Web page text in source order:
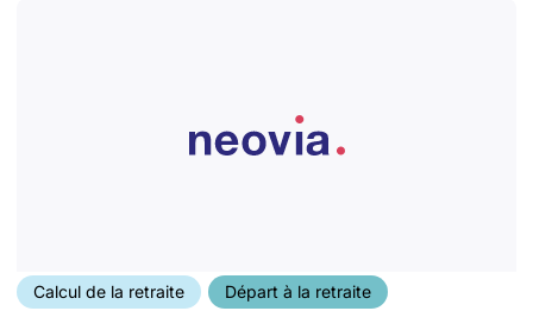
Calcul de la retraite
Départ à la retraite